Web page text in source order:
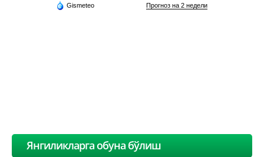
Gismeteo Прогноз на 2 недели
Янгиликларга обуна бўлиш